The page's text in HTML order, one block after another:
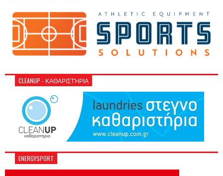
CLEANUP - ΚΑΘΑΡΙΣΤΉΡΙΑ
ENERGYSPORT